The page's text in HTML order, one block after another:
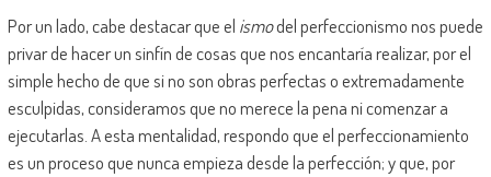
Por un lado, cabe destacar que el ismodel perfeccionismo nos puede
privar de hacer un sinfín de cosas que nos encantaría realizar, por el
simple hecho de que si no son obras perfectas o extremadamente
esculpidas, consideramos que no merece la pena ni comenzar a
ejecutarlas. A esta mentalidad, respondo que el perfeccionamiento
es un proceso que nunca empieza desde la perfección; y que, por